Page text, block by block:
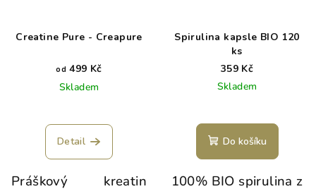
Creatine Pure - Creapure
od 499 Kč
Skladem
Detail
Práškový kreatin
Spirulina kapsle BIO 120
ks
359 Kč
Skladem
Do košíku
100% BIO spirulina z